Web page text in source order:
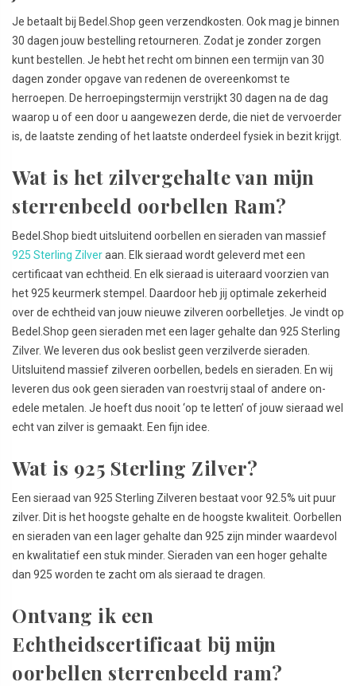
Je betaalt bij Bedel.Shop geen verzendkosten. Ook mag je binnen
30 dagen jouw bestelling retourneren. Zodat je zonder zorgen
kunt bestellen. Je hebt het recht om binnen een termijn van 30
dagen zonder opgave van redenen de overeenkomst te
herroepen. De herroepingstermijn verstrijkt 30 dagen na de dag
waarop u of een door u aangewezen derde, die niet de vervoerder
is, de laatste zending of het laatste onderdeel fysiek in bezit krijgt.
Wat is het zilvergehalte van mijn
sterrenbeeld oorbellen Ram?
Bedel.Shop biedt uitsluitend oorbellen en sieraden van massief
925 Sterling Zilveraan. Elk sieraad wordt geleverd met een
certificaat van echtheid. En elk sieraad is uiteraard voorzien van
het 925 keurmerk stempel. Daardoor heb jij optimale zekerheid
over de echtheid van jouw nieuwe zilveren oorbelletjes. Je vindt op
Bedel.Shop geen sieraden met een lager gehalte dan 925 Sterling
Zilver. We leveren dus ook beslist geen verzilverde sieraden.
Uitsluitend massief zilveren oorbellen, bedels en sieraden. En wij
leveren dus ook geen sieraden van roestvrij staal of andere on-
edele metalen. Je hoeft dus nooit ‘op te letten’ of jouw sieraad wel
echt van zilver is gemaakt. Een fijn idee.
Wat is 925 Sterling Zilver?
Een sieraad van 925 Sterling Zilveren bestaat voor 92.5% uit puur
zilver. Dit is het hoogste gehalte en de hoogste kwaliteit. Oorbellen
en sieraden van een lager gehalte dan 925 zijn minder waardevol
en kwalitatief een stuk minder. Sieraden van een hoger gehalte
dan 925 worden te zacht om als sieraad te dragen.
Ontvang ik een
Echtheidscertificaat bij mijn
oorbellen sterrenbeeld ram?